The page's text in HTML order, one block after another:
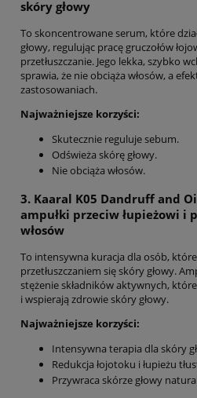
skóry głowy
To skoncentrowane serum, które
głowy, regulując pracę gruczołów
przetłuszczanie. Jego lekka, szybko
sprawia, że nie obciąża włosów, a
zastosowaniach.
Najważniejsze korzyści:
Skutecznie reguluje sebum.
Odświeża skórę głowy.
Nie obciąża włosów.
3. Kaaral K05 Dandruff and
ampułki przeciw łupieżowi i
włosów
To intensywna kuracja dla osób,
przetłuszczaniem się skóry głowy.
stężenie składników aktywnych,
i wspierają zdrowie skóry głowy.
Najważniejsze korzyści:
Intensywna terapia dla skóry
Redukcja łojotoku i łupieżu
Przywraca skórze głowy